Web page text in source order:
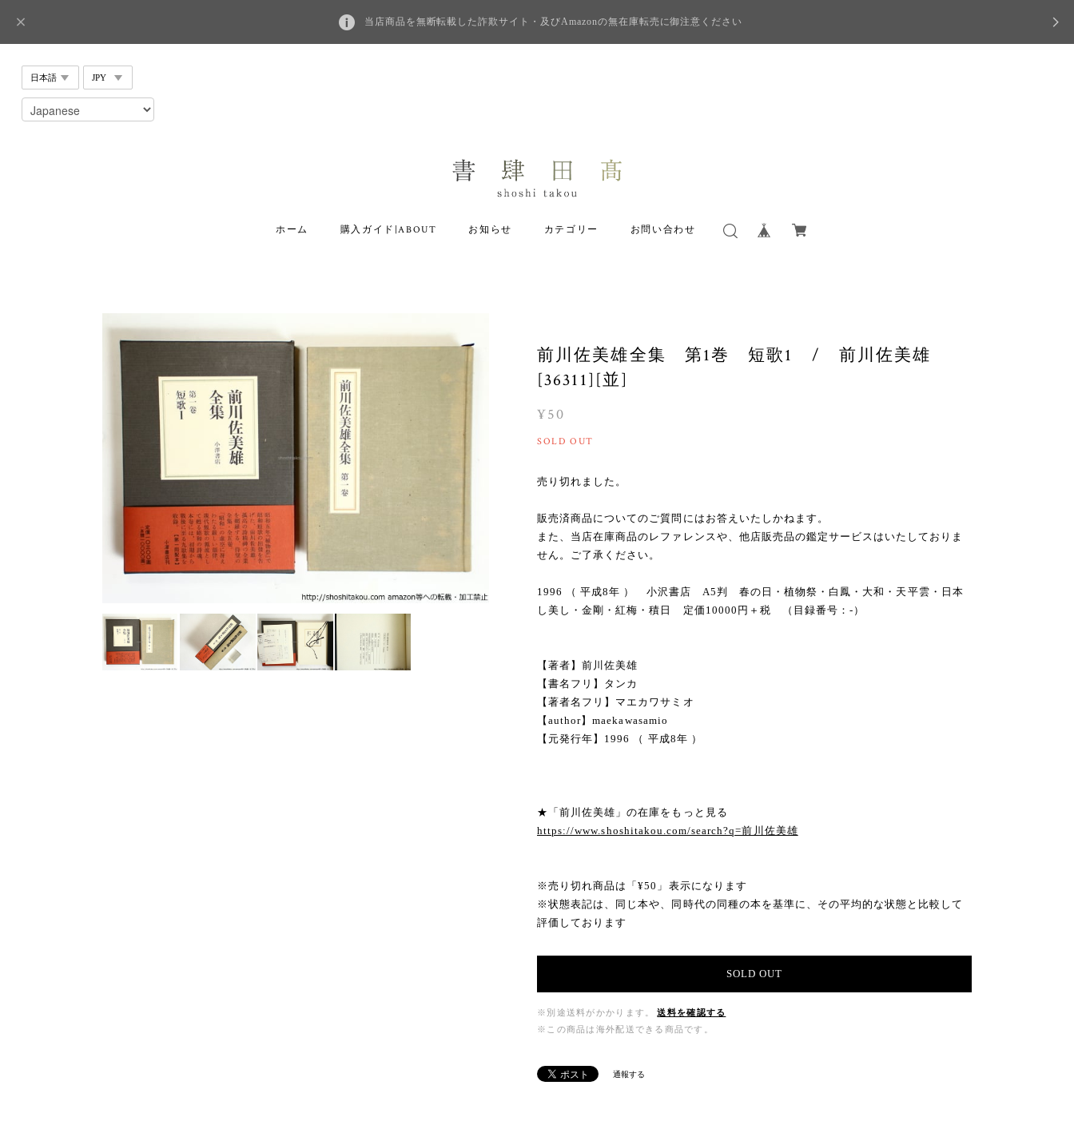
当店商品を無断転載した詐欺サイト・及びAmazonの無在庫転売に御注意ください
ホーム 購入ガイド|ABOUT お知らせ カテゴリー お問い合わせ
前川佐美雄全集 第1巻 短歌1 / 前川佐美雄
[36311][並]
¥50
SOLD OUT
売り切れました。
販売済商品についてのご質問にはお答えいたしかねます。
また、当店在庫商品のレファレンスや、他店販売品の鑑定サービスはいたしておりま
せん。ご了承ください。
1996 （ 平成8年 ） 小沢書店 A5判 春の日・植物祭・白鳳・大和・天平雲・日本
し美し・金剛・紅梅・積日 定価10000円＋税 （目録番号：-）
【著者】前川佐美雄
【書名フリ】タンカ
【著者名フリ】マエカワサミオ
【author】maekawasamio
【元発行年】1996 （ 平成8年 ）
★「前川佐美雄」の在庫をもっと見る
https://www.shoshitakou.com/search?q=前川佐美雄
※売り切れ商品は「¥50」表示になります
※状態表記は、同じ本や、同時代の同種の本を基準に、その平均的な状態と比較して
評価しております
SOLD OUT
※別途送料がかかります。
送料を確認する
※この商品は海外配送できる商品です。
通報する